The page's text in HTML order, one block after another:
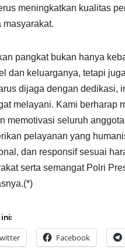
meningkatkan kualitas
masyarakat.
pangkat bukan hanya
dan keluarganya, tetapi
dijaga dengan dedikasi,
melayani. Kami berharap
memotivasi seluruh
pelayanan yang
dan responsif sesuai
serta semangat Polri
ini:
Facebook